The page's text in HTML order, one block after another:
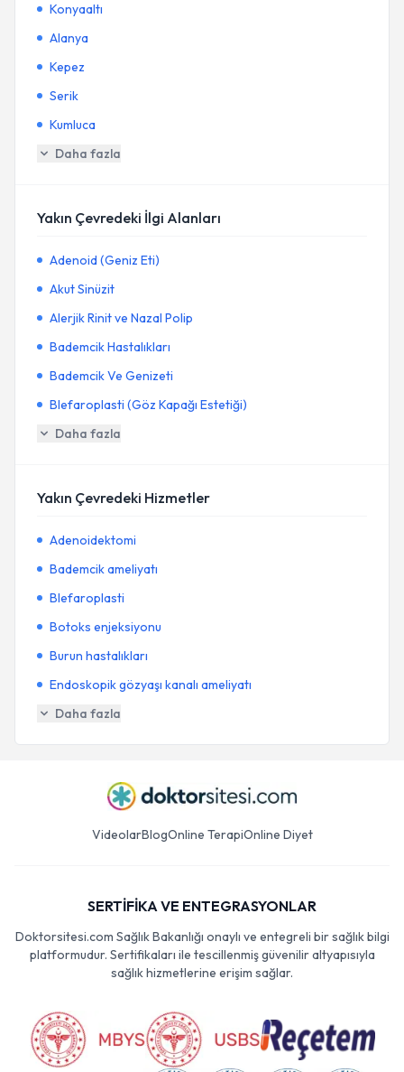
Konyaaltı
Alanya
Kepez
Serik
Kumluca
Daha fazla
Yakın Çevredeki İlgi Alanları
Adenoid (Geniz Eti)
Akut Sinüzit
Alerjik Rinit ve Nazal Polip
Bademcik Hastalıkları
Bademcik Ve Genizeti
Blefaroplasti (Göz Kapağı Estetiği)
Daha fazla
Yakın Çevredeki Hizmetler
Adenoidektomi
Bademcik ameliyatı
Blefaroplasti
Botoks enjeksiyonu
Burun hastalıkları
Endoskopik gözyaşı kanalı ameliyatı
Daha fazla
VideolarBlogOnline TerapiOnline Diyet
SERTİFİKA VE ENTEGRASYONLAR
Doktorsitesi.com Sağlık Bakanlığı onaylı ve entegreli bir sağlık bilgi
platformudur. Sertifikaları ile tescillenmiş güvenilir altyapısıyla
sağlık hizmetlerine erişim sağlar.